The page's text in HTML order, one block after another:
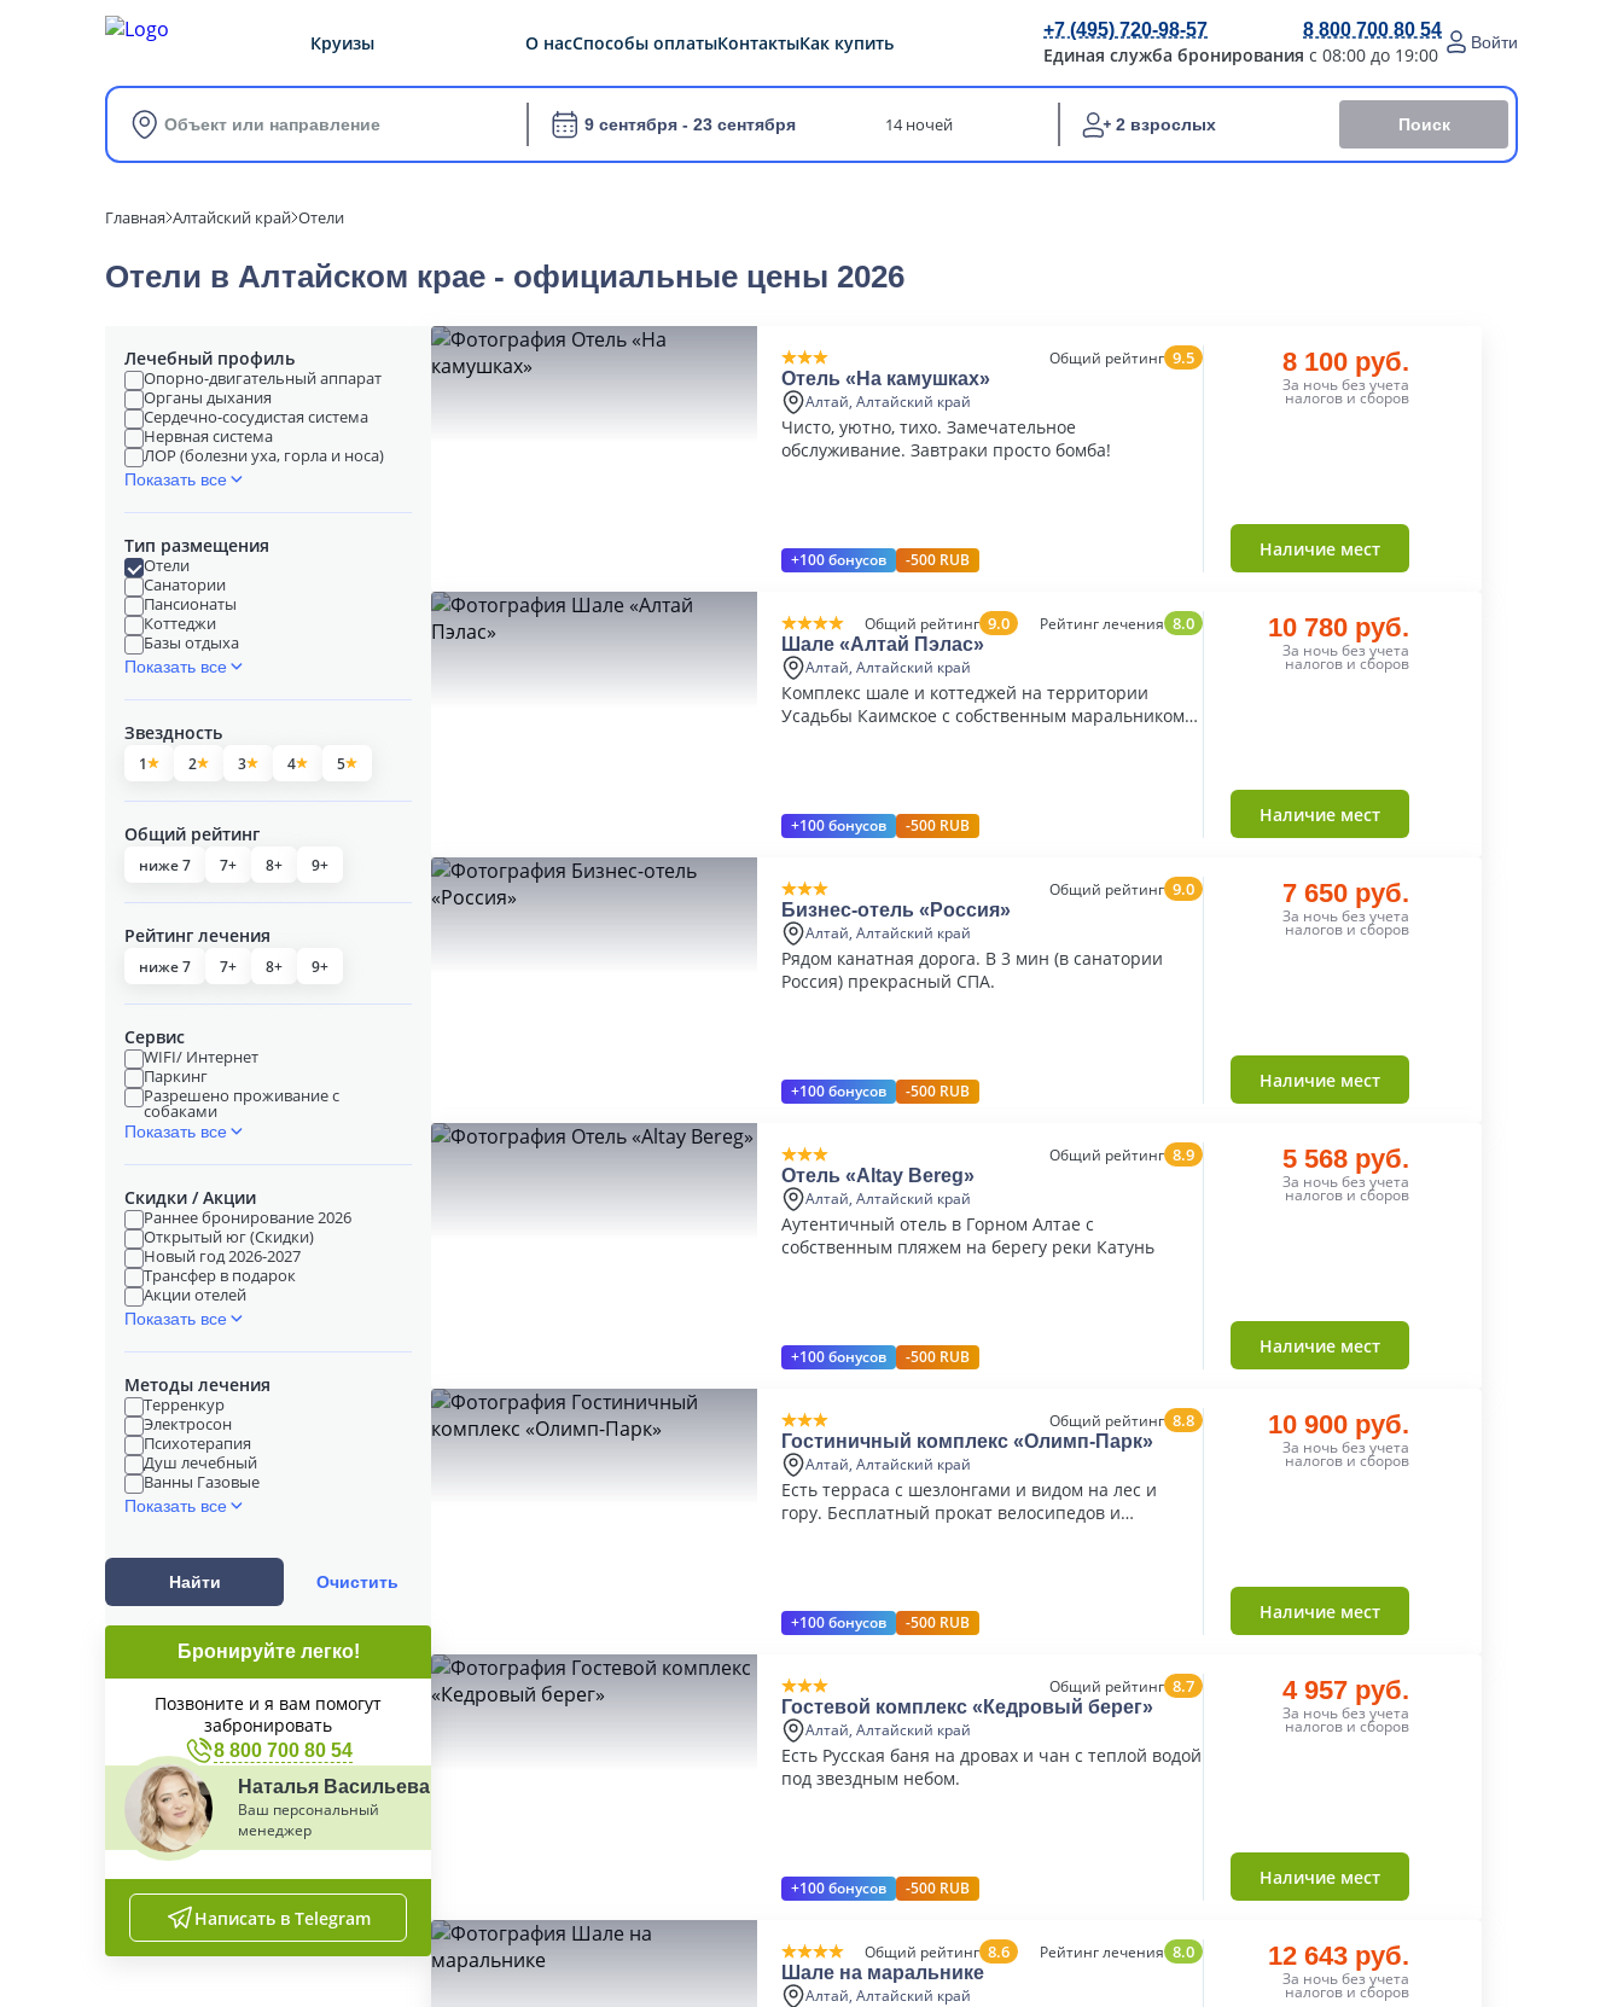
Круизы О насСпособы оплатыКонтактыКак купить
+7 (495) 720-98-57 8 800 700 80 54
Единая служба бронирования с 08:00 до 19:00
Войти
Объект или направление 9 сентября - 23 сентября 14 ночей 2 взрослых Поиск
Главная Алтайский край Отели
Отели в Алтайском крае - официальные цены 2026
Лечебный профиль
Опорно-двигательный аппарат
Органы дыхания
Сердечно-сосудистая система
Нервная система
ЛОР (болезни уха, горла и носа)
Показать все
Тип размещения
Отели
Санатории
Пансионаты
Коттеджи
Базы отдыха
Показать все
Звездность
1 2 3 4 5
Общий рейтинг
ниже 7 7+ 8+ 9+
Рейтинг лечения
ниже 7 7+ 8+ 9+
Сервис
WIFI/ Интернет
Паркинг
Разрешено проживание с
собаками
Показать все
Скидки / Акции
Раннее бронирование 2026
Открытый юг (Скидки)
Новый год 2026-2027
Трансфер в подарок
Акции отелей
Показать все
Методы лечения
Терренкур
Электросон
Психотерапия
Душ лечебный
Ванны Газовые
Показать все
Найти Очистить
Бронируйте легко!
Позвоните и я вам помогут
забронировать
8 800 700 80 54
Наталья Васильева
Ваш персональный
менеджер
Написать в Telegram
Общий рейтинг 9.5
Отель «На камушках»
Алтай, Алтайский край
Чисто, уютно, тихо. Замечательное
обслуживание. Завтраки просто бомба!
+100 бонусов -500 RUB
8 100 руб.
За ночь без учета
налогов и сборов
Наличие мест
Общий рейтинг 9.0 Рейтинг лечения 8.0
Шале «Алтай Пэлас»
Алтай, Алтайский край
Комплекс шале и коттеджей на территории
Усадьбы Каимское с собственным маральником и
+100 бонусов -500 RUB
10 780 руб.
За ночь без учета
налогов и сборов
Наличие мест
Общий рейтинг 9.0
Бизнес-отель «Россия»
Алтай, Алтайский край
Рядом канатная дорога. В 3 мин (в санатории
Россия) прекрасный СПА.
+100 бонусов -500 RUB
7 650 руб.
За ночь без учета
налогов и сборов
Наличие мест
Общий рейтинг 8.9
Отель «Altay Bereg»
Алтай, Алтайский край
Аутентичный отель в Горном Алтае с
собственным пляжем на берегу реки Катунь
+100 бонусов -500 RUB
5 568 руб.
За ночь без учета
налогов и сборов
Наличие мест
Общий рейтинг 8.8
Гостиничный комплекс «Олимп-Парк»
Алтай, Алтайский край
Есть терраса с шезлонгами и видом на лес и
гору. Бесплатный прокат велосипедов и
+100 бонусов -500 RUB
10 900 руб.
За ночь без учета
налогов и сборов
Наличие мест
Общий рейтинг 8.7
Гостевой комплекс «Кедровый берег»
Алтай, Алтайский край
Есть Русская баня на дровах и чан с теплой водой
под звездным небом.
+100 бонусов -500 RUB
4 957 руб.
За ночь без учета
налогов и сборов
Наличие мест
Общий рейтинг 8.6 Рейтинг лечения 8.0
Шале на маральнике
Алтай, Алтайский край
12 643 руб.
За ночь без учета
налогов и сборов